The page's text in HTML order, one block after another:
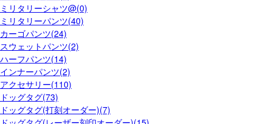
ミリタリーシャツ@(0)
ミリタリーパンツ(40)
カーゴパンツ(24)
スウェットパンツ(2)
ハーフパンツ(14)
インナーパンツ(2)
アクセサリー(110)
ドッグタグ(73)
ドッグタグ(打刻オーダー)(7)